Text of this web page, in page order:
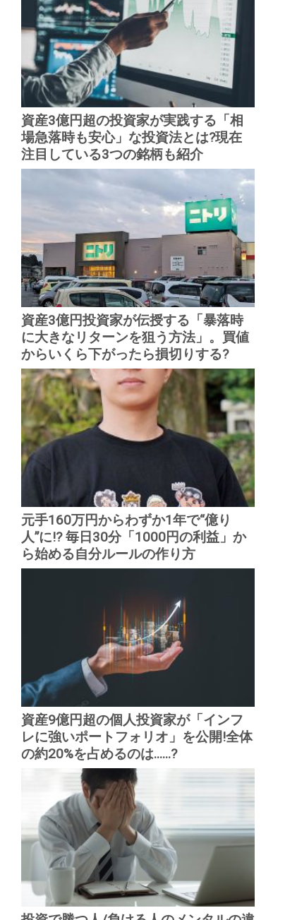
資産3億円超の投資家が実践する「相
場急落時も安心」な投資法とは?現在
注目している3つの銘柄も紹介
資産3億円投資家が伝授する「暴落時
に大きなリターンを狙う方法」。買値
からいくら下がったら損切りする?
元手160万円からわずか1年で“億り
人”に!? 毎日30分「1000円の利益」か
ら始める自分ルールの作り方
資産9億円超の個人投資家が「インフ
レに強いポートフォリオ」を公開!全体
の約20%を占めるのは......?